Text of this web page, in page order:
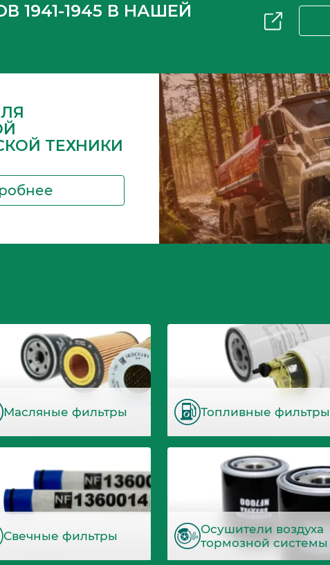
1945 В НАШЕЙ
ТЕХНИКИ
Масляные фильтры Топливные фильтры
Свечные фильтры
Осушители воздуха
тормозной системы